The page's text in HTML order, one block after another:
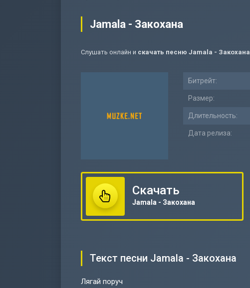
Jamala - Закохана
Слушать онлайн и скачать песню Jamala - Закохана
Битрейт:
Размер:
Длительность:
Дата релиза:
Скачать
Jamala - Закохана
Текст песни Jamala - Закохана
Лягай поруч